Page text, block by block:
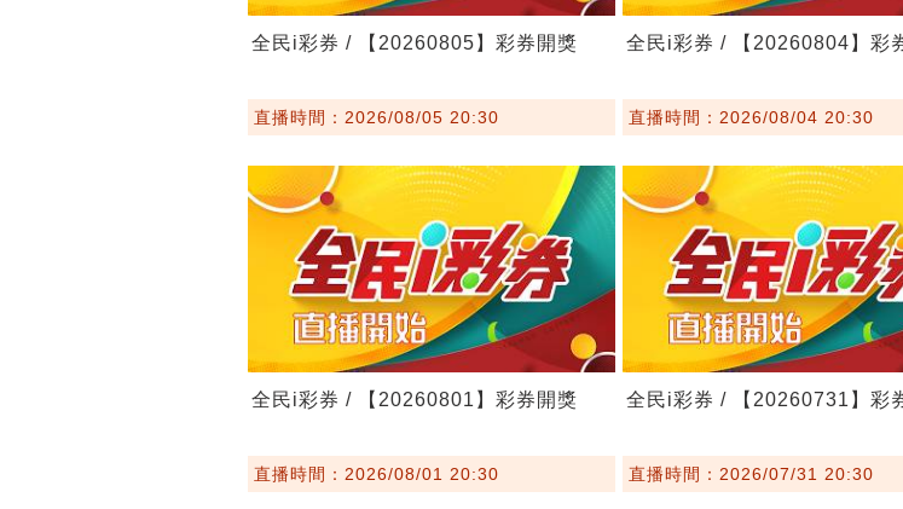
全民i彩券 / 【20260805】彩券開獎
直播時間：2026/08/05 20:30
全民i彩券 / 【20260804】彩
直播時間：2026/08/04 20:30
全民i彩券 / 【20260801】彩券開獎
直播時間：2026/08/01 20:30
全民i彩券 / 【20260731】彩
直播時間：2026/07/31 20:30